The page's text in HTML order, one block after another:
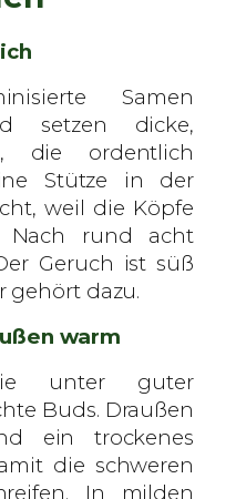
Samen
setzen dicke,
die ordentlich
Stütze in der
weil die Köpfe
Nach rund acht
Geruch ist süß
gehört dazu.
warm
unter guter
Buds. Draußen
ein trockenes
die schweren
In milden